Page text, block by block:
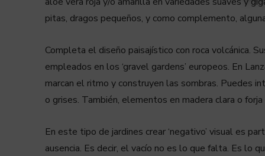
pitas, dragos pequeños, y como complemento,
Completa el diseño paisajístico con roca volcánica.
empleados en los ‘gravel gardens’ europeos. En
marcan el ritmo y construyen las sombras. Puedes
o grises. También, elementos en madera clara o
En este tipo de jardines crear ‘negativo’ visual es
ausencia. Es decir, el vacío no es lo que falta. Es lo